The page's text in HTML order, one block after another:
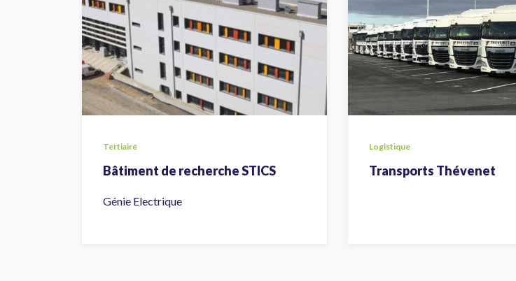
Tertiaire
Bâtiment de recherche STICS
Génie Electrique
Logistique
Transports Thévenet